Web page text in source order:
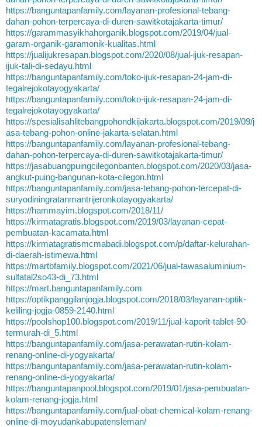
https://banguntapanfamily.com/layanan-profesional-tebang-
dahan-pohon-terpercaya-di-duren-sawitkotajakarta-timur/
https://garammasyikhahorganik.blogspot.com/2019/04/jual-
garam-organik-garamonik-kualitas.html
https://jualijukresapan.blogspot.com/2020/08/jual-ijuk-resapan-
ijuk-tali-di-sedayu.html
https://banguntapanfamily.com/toko-ijuk-resapan-24-jam-di-
tegalrejokotayogyakarta/
https://banguntapanfamily.com/toko-ijuk-resapan-24-jam-di-
tegalrejokotayogyakarta/
https://spesialisahlitebangpohondkijakarta.blogspot.com/2019/09/j
asa-tebang-pohon-online-jakarta-selatan.html
https://banguntapanfamily.com/layanan-profesional-tebang-
dahan-pohon-terpercaya-di-duren-sawitkotajakarta-timur/
https://jasabuangpuingcilegonbanten.blogspot.com/2020/03/jasa-
angkut-puing-bangunan-kota-cilegon.html
https://banguntapanfamily.com/jasa-tebang-pohon-tercepat-di-
suryodiningratanmantrijeronkotayogyakarta/
https://hammayim.blogspot.com/2018/11/
https://kirmatagratis.blogspot.com/2019/03/layanan-cepat-
pembuatan-kacamata.html
https://kirmatagratismcmabadi.blogspot.com/p/daftar-kelurahan-
di-daerah-istimewa.html
https://martbfamily.blogspot.com/2021/06/jual-tawasaluminium-
sulfatal2so43-di_73.html
https://mart.banguntapanfamily.com
https://optikpanggilanjogja.blogspot.com/2018/03/layanan-optik-
keliling-jogja-0859-2140.html
https://poolshop100.blogspot.com/2019/11/jual-kaporit-tablet-90-
termurah-di_5.html
https://banguntapanfamily.com/jasa-perawatan-rutin-kolam-
renang-online-di-yogyakarta/
https://banguntapanfamily.com/jasa-perawatan-rutin-kolam-
renang-online-di-yogyakarta/
https://banguntapanpool.blogspot.com/2019/01/jasa-pembuatan-
kolam-renang-jogja.html
https://banguntapanfamily.com/jual-obat-chemical-kolam-renang-
online-di-moyudankabupatensleman/